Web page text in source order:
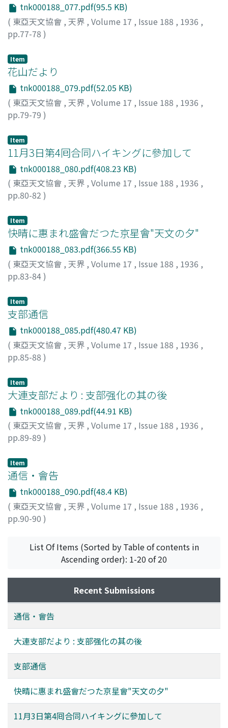
tnk000188_077.pdf(95.5 KB)
( 東亞天文協會 , 天界 , Volume 17 , Issue 188 , 1936 ,
pp.77-78 )
Item
花山だより
tnk000188_079.pdf(52.05 KB)
( 東亞天文協會 , 天界 , Volume 17 , Issue 188 , 1936 ,
pp.79-79 )
Item
11月3日第4囘合同ハイキングに參加して
tnk000188_080.pdf(408.23 KB)
( 東亞天文協會 , 天界 , Volume 17 , Issue 188 , 1936 ,
pp.80-82 )
Item
快晴に惠まれ盛會だつた京星會"天文の夕"
tnk000188_083.pdf(366.55 KB)
( 東亞天文協會 , 天界 , Volume 17 , Issue 188 , 1936 ,
pp.83-84)
Item
支部通信
tnk000188_085.pdf(480.47 KB)
( 東亞天文協會 , 天界 , Volume 17 , Issue 188 , 1936 ,
pp.85-88 )
Item
大連支部だより : 支部强化の其の後
tnk000188_089.pdf(44.91 KB)
( 東亞天文協會 , 天界 , Volume 17 , Issue 188 , 1936 ,
pp.89-89 )
Item
通信・會告
tnk000188_090.pdf(48.4 KB)
( 東亞天文協會 , 天界 , Volume 17 , Issue 188 , 1936 ,
pp.90-90 )
List Of Items (Sorted by Table of contents in
Ascending order): 1-20 of 20
Recent Submissions
通信・會告
大連支部だより : 支部强化の其の後
支部通信
快晴に惠まれ盛會だつた京星會"天文の夕"
11月3日第4囘合同ハイキングに參加して